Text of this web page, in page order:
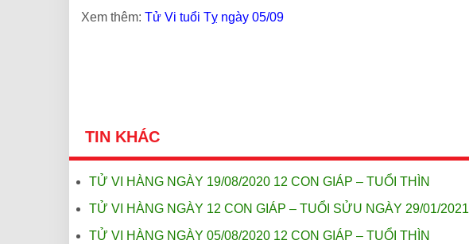
Xem thêm: Tử Vi tuổi Tỵ ngày 05/09
TIN KHÁC
TỬ VI HÀNG NGÀY 19/08/2020 12 CON GIÁP – TUỔI THÌN
TỬ VI HÀNG NGÀY 12 CON GIÁP – TUỔI SỬU NGÀY 29/01/2021
TỬ VI HÀNG NGÀY 05/08/2020 12 CON GIÁP – TUỔI THÌN